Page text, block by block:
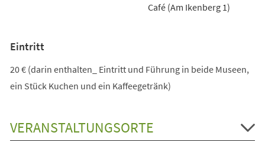
Café (Am Ikenberg 1)
Eintritt
20 € (darin enthalten_ Eintritt und Führung in beide Museen,
ein Stück Kuchen und ein Kaffeegetränk)
VERANSTALTUNGSORTE